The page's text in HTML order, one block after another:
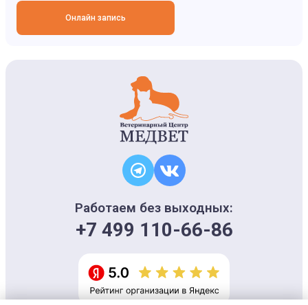
Онлайн запись
Работаем без выходных:
+7 499 110-66-86